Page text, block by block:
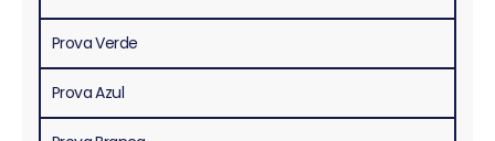
Prova Verde
Prova Azul